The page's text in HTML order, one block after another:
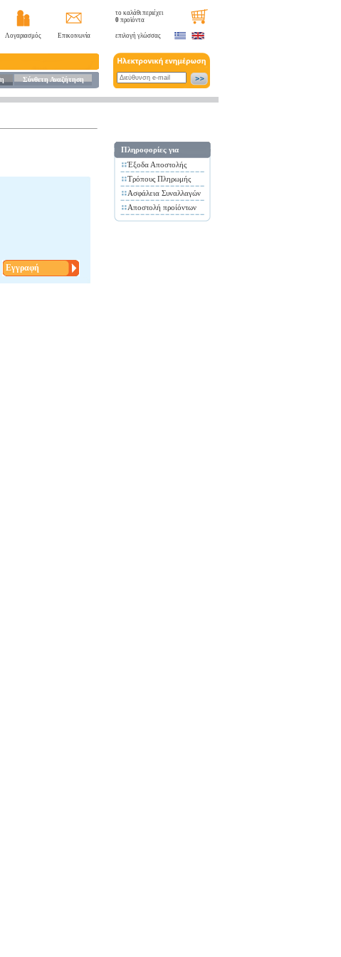
Λογαριασμός Επικοινωνία
Σύνθετη Αναζήτηση
το καλάθι περιέχει
0 προϊόντα
επιλογή γλώσσας
Εγγραφή
Πληροφορίες για
Έξοδα Αποστολής
Τρόπους Πληρωμής
Ασφάλεια Συναλλαγών
Αποστολή προίόντων